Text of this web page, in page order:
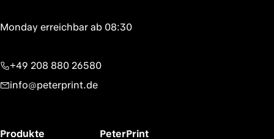
+49 208 880 26580
info@peterprint.de
Produkte PeterPrint